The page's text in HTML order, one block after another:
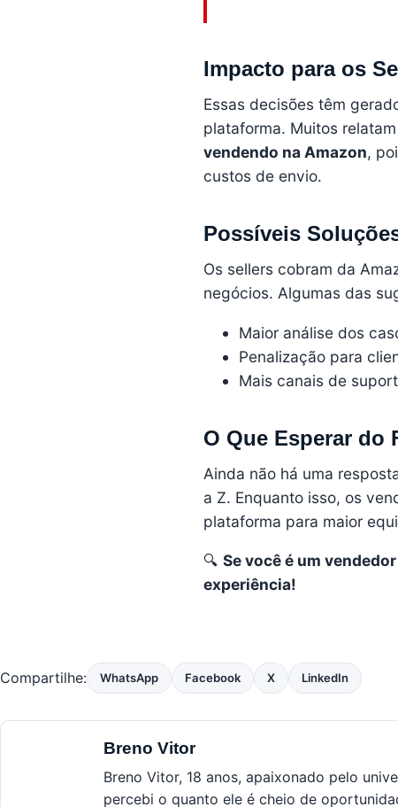
Impacto para os
Essas decisões têm
plataforma. Muitos
vendendo na Amazon,
custos de envio.
Possíveis
Os sellers cobram da
negócios. Algumas das
Maior análise dos
Penalização para
Mais canais de
O Que Esperar do
Ainda não há uma
a Z. Enquanto isso, os
plataforma para maior
🔍 Se você é um
experiência!
Compartilhe: WhatsApp Facebook X LinkedIn
Breno Vitor
Breno Vitor, 18 anos, apaixonado pelo
percebi o quanto ele é cheio de